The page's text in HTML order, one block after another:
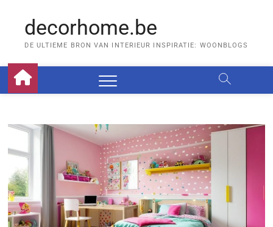
contentdecorhome.be
DE ULTIEME BRON VAN INTERIEUR INSPIRATIE: WOONBLOGS